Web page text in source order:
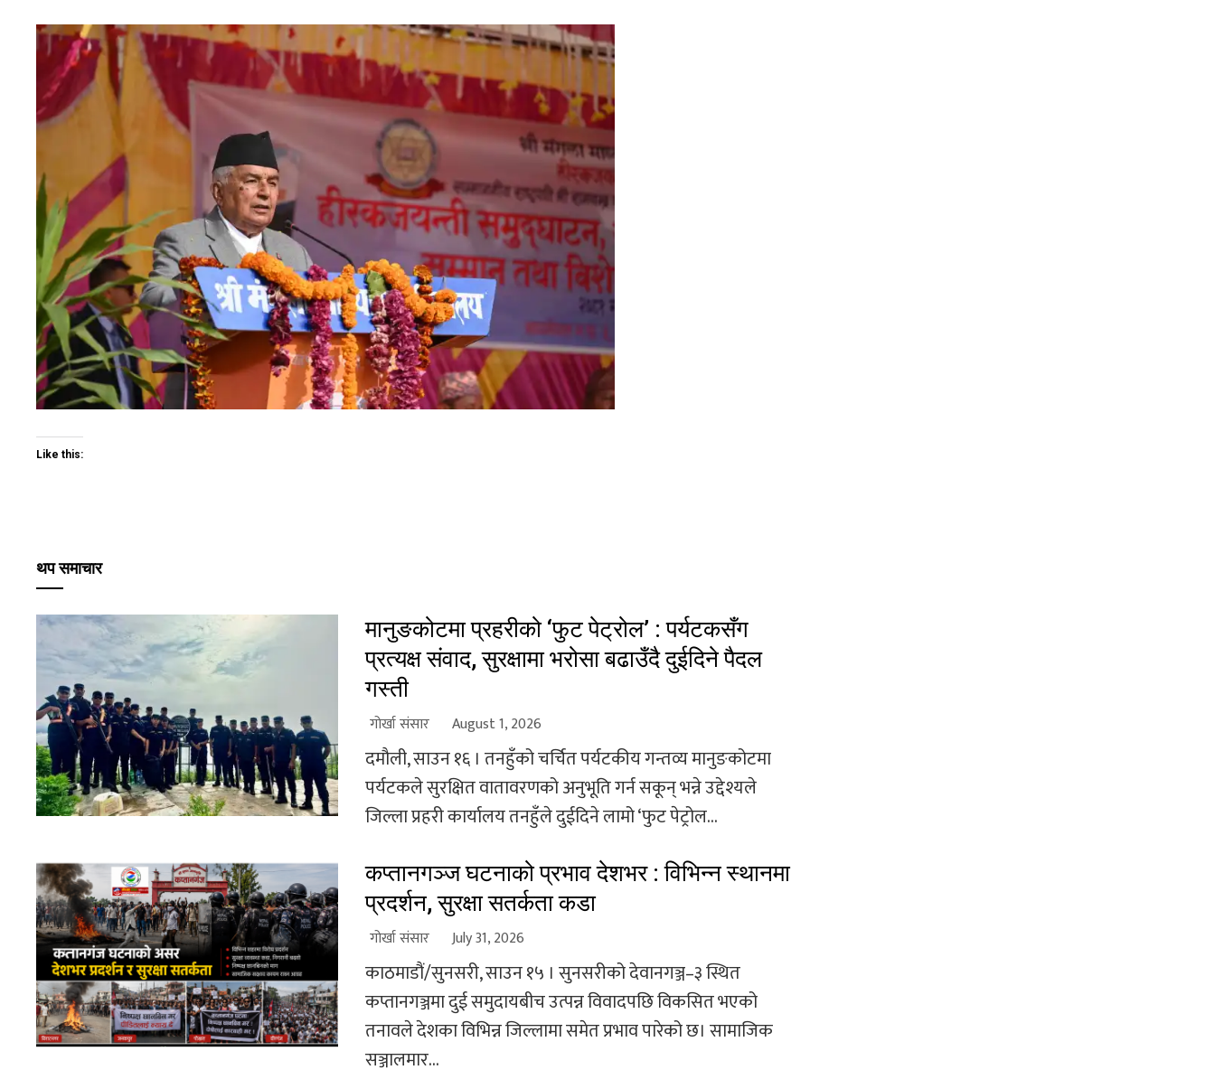
Like this:
थप समाचार
मानुङकोटमा प्रहरीको ‘फुट पेट्रोल’ : पर्यटकसँग
प्रत्यक्ष संवाद, सुरक्षामा भरोसा बढाउँदै दुईदिने पैदल
गस्ती
गोर्खा संसार August 1, 2026
दमौली, साउन १६ । तनहुँको चर्चित पर्यटकीय गन्तव्य मानुङकोटमा
पर्यटकले सुरक्षित वातावरणको अनुभूति गर्न सकून् भन्ने उद्देश्यले
जिल्ला प्रहरी कार्यालय तनहुँले दुईदिने लामो ‘फुट पेट्रोल...
कप्तानगञ्ज घटनाको प्रभाव देशभर : विभिन्न स्थानमा
प्रदर्शन, सुरक्षा सतर्कता कडा
गोर्खा संसार July 31, 2026
काठमाडौं/सुनसरी, साउन १५ । सुनसरीको देवानगञ्ज–३ स्थित
कप्तानगञ्जमा दुई समुदायबीच उत्पन्न विवादपछि विकसित भएको
तनावले देशका विभिन्न जिल्लामा समेत प्रभाव पारेको छ। सामाजिक
सञ्जालमार...